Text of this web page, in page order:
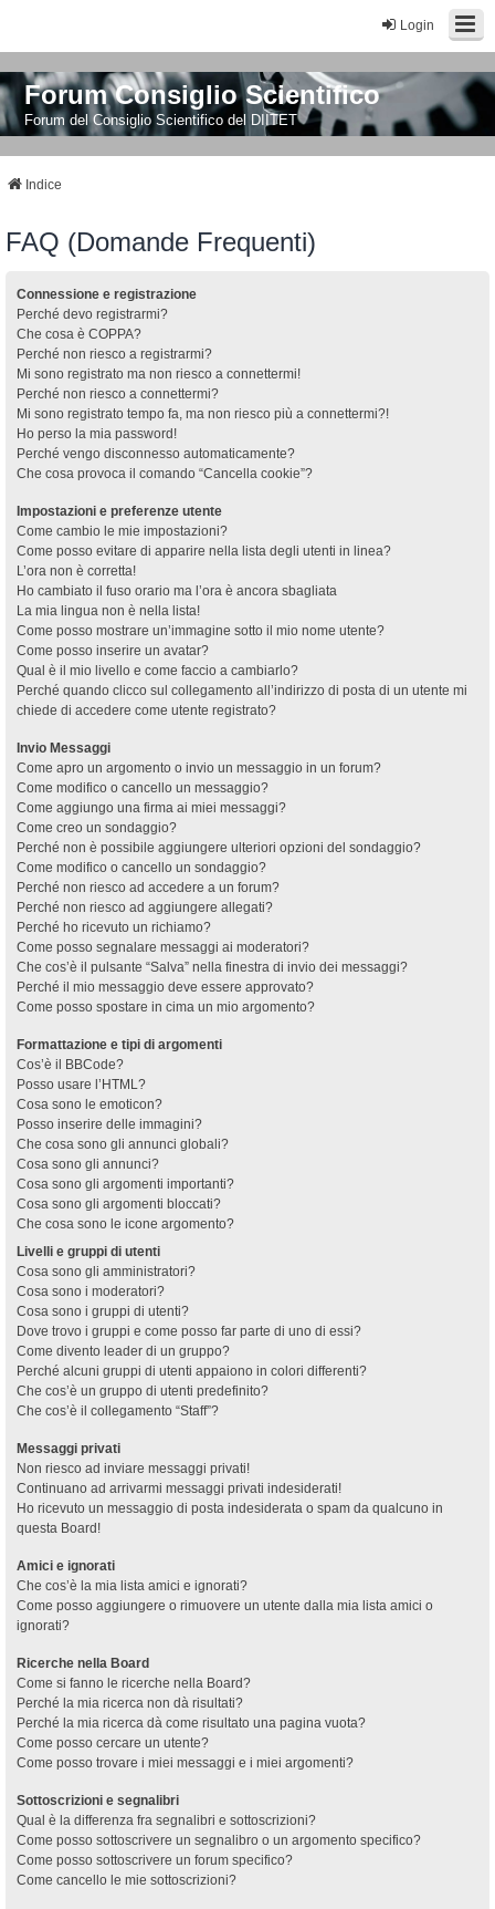
Login
Forum Consiglio Scientifico
Forum del Consiglio Scientifico del DIITET
Indice
FAQ (Domande Frequenti)
Connessione e registrazione
Perché devo registrarmi?
Che cosa è COPPA?
Perché non riesco a registrarmi?
Mi sono registrato ma non riesco a connettermi!
Perché non riesco a connettermi?
Mi sono registrato tempo fa, ma non riesco più a connettermi?!
Ho perso la mia password!
Perché vengo disconnesso automaticamente?
Che cosa provoca il comando “Cancella cookie”?
Impostazioni e preferenze utente
Come cambio le mie impostazioni?
Come posso evitare di apparire nella lista degli utenti in linea?
L’ora non è corretta!
Ho cambiato il fuso orario ma l’ora è ancora sbagliata
La mia lingua non è nella lista!
Come posso mostrare un’immagine sotto il mio nome utente?
Come posso inserire un avatar?
Qual è il mio livello e come faccio a cambiarlo?
Perché quando clicco sul collegamento all’indirizzo di posta di un utente mi
chiede di accedere come utente registrato?
Invio Messaggi
Come apro un argomento o invio un messaggio in un forum?
Come modifico o cancello un messaggio?
Come aggiungo una firma ai miei messaggi?
Come creo un sondaggio?
Perché non è possibile aggiungere ulteriori opzioni del sondaggio?
Come modifico o cancello un sondaggio?
Perché non riesco ad accedere a un forum?
Perché non riesco ad aggiungere allegati?
Perché ho ricevuto un richiamo?
Come posso segnalare messaggi ai moderatori?
Che cos’è il pulsante “Salva” nella finestra di invio dei messaggi?
Perché il mio messaggio deve essere approvato?
Come posso spostare in cima un mio argomento?
Formattazione e tipi di argomenti
Cos’è il BBCode?
Posso usare l’HTML?
Cosa sono le emoticon?
Posso inserire delle immagini?
Che cosa sono gli annunci globali?
Cosa sono gli annunci?
Cosa sono gli argomenti importanti?
Cosa sono gli argomenti bloccati?
Che cosa sono le icone argomento?
Livelli e gruppi di utenti
Cosa sono gli amministratori?
Cosa sono i moderatori?
Cosa sono i gruppi di utenti?
Dove trovo i gruppi e come posso far parte di uno di essi?
Come divento leader di un gruppo?
Perché alcuni gruppi di utenti appaiono in colori differenti?
Che cos’è un gruppo di utenti predefinito?
Che cos’è il collegamento “Staff”?
Messaggi privati
Non riesco ad inviare messaggi privati!
Continuano ad arrivarmi messaggi privati indesiderati!
Ho ricevuto un messaggio di posta indesiderata o spam da qualcuno in
questa Board!
Amici e ignorati
Che cos’è la mia lista amici e ignorati?
Come posso aggiungere o rimuovere un utente dalla mia lista amici o
ignorati?
Ricerche nella Board
Come si fanno le ricerche nella Board?
Perché la mia ricerca non dà risultati?
Perché la mia ricerca dà come risultato una pagina vuota?
Come posso cercare un utente?
Come posso trovare i miei messaggi e i miei argomenti?
Sottoscrizioni e segnalibri
Qual è la differenza fra segnalibri e sottoscrizioni?
Come posso sottoscrivere un segnalibro o un argomento specifico?
Come posso sottoscrivere un forum specifico?
Come cancello le mie sottoscrizioni?